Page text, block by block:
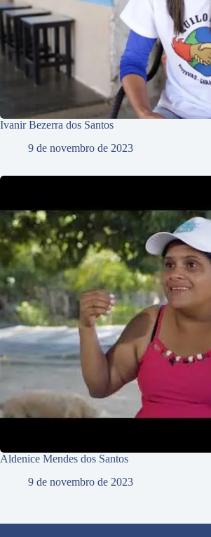
Ivanir Bezerra dos Santos
9 de novembro de 2023
Aldenice Mendes dos Santos
9 de novembro de 2023